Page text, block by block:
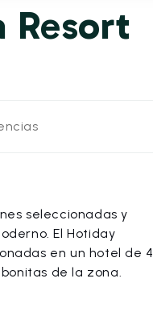
Resort
seleccionadas y
El Hotiday
en un hotel de 4
de la zona.